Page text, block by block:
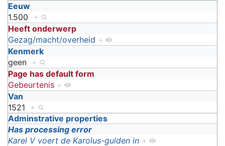
Eeuw
1.500 +
Heeft onderwerp
Gezag/macht/overheid +
Kenmerk
geen +
Page has default form
Gebeurtenis +
Van
1521 +
Adminstrative properties
Has processing error
Karel V voert de Karolus-gulden in +